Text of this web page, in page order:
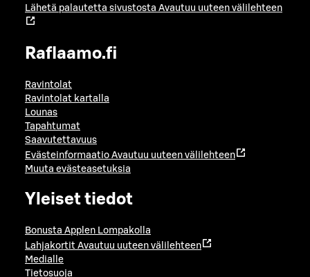
Lähetä palautetta sivustosta Avautuu uuteen välilehteen
Raflaamo.fi
Ravintolat
Ravintolat kartalla
Lounas
Tapahtumat
Saavutettavuus
Evästeinformaatio Avautuu uuteen välilehteen
Muuta evästeasetuksia
Yleiset tiedot
Bonusta Applen Lompakolla
Lahjakortit Avautuu uuteen välilehteen
Medialle
Tietosuoja